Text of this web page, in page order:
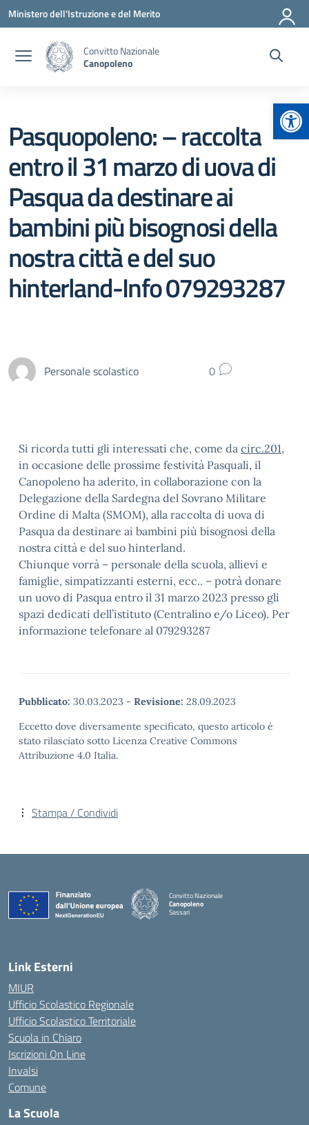
Vai ai contenuti
Vai al menu di navigazione
Vai al footer
Ministero dell'Istruzione e del Merito
Convitto Nazionale
Canopoleno
Pasquopoleno: – raccolta
entro il 31 marzo di uova di
Pasqua da destinare ai
bambini più bisognosi della
nostra città e del suo
hinterland-Info 079293287
Personale scolastico 0
Si ricorda tutti gli interessati che, come da circ.201,
in occasione delle prossime festività Pasquali, il
Canopoleno ha aderito, in collaborazione con la
Delegazione della Sardegna del Sovrano Militare
Ordine di Malta (SMOM), alla raccolta di uova di
Pasqua da destinare ai bambini più bisognosi della
nostra città e del suo hinterland.
Chiunque vorrà – personale della scuola, allievi e
famiglie, simpatizzanti esterni, ecc.. – potrà donare
un uovo di Pasqua entro il 31 marzo 2023 presso gli
spazi dedicati dell’istituto (Centralino e/o Liceo). Per
informazione telefonare al 079293287
Pubblicato: 30.03.2023 - Revisione: 28.09.2023
Eccetto dove diversamente specificato, questo articolo è
stato rilasciato sotto Licenza Creative Commons
Attribuzione 4.0 Italia.
Stampa / Condividi
Convitto Nazionale
Canopoleno
Sassari
Link Esterni
MIUR
Ufficio Scolastico Regionale
Ufficio Scolastico Territoriale
Scuola in Chiaro
Iscrizioni On Line
Invalsi
Comune
La Scuola